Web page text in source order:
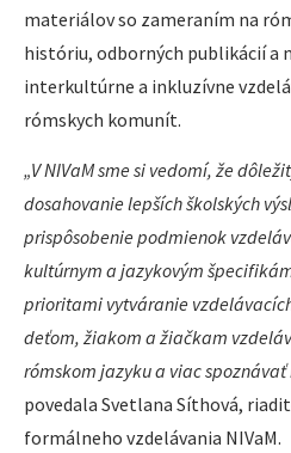
materiálov so zameraním na
históriu, odborných publikácií a
interkultúrne a inkluzívne
rómskych komunít.
„V NIVaM sme si vedomí, že
dosahovanie lepších školských
prispôsobenie podmienok
kultúrnym a jazykovým
prioritami vytváranie
deťom, žiakom a žiačkam
rómskom jazyku a viac
povedala Svetlana Síthová,
formálneho vzdelávania NIVaM.